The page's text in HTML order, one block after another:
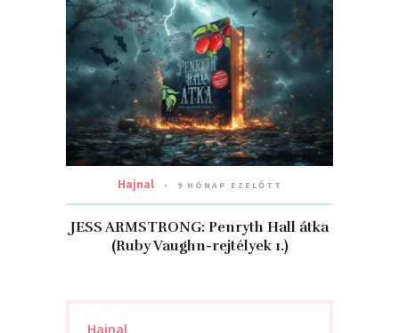
Hajnal 9 HÓNAP EZELŐTT
JESS ARMSTRONG: Penryth ​Hall átka
(Ruby Vaughn-rejtélyek 1.)
Hajnal